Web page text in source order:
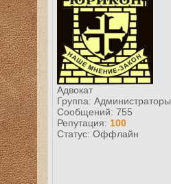
Адвокат
Группа: Администраторы
Сообщений: 755
Репутация: 100
Статус: Оффлайн